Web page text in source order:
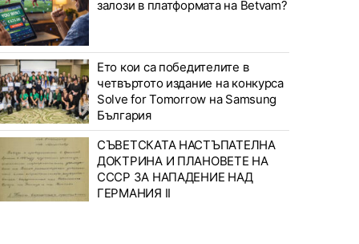
залози в платформата на Betvam?
Ето кои са победителите в
четвъртото издание на конкурса
Solve for Tomorrow на Samsung
България
СЪВЕТСКАТА НАСТЪПАТЕЛНА
ДОКТРИНА И ПЛАНОВЕТЕ НА
СССР ЗА НАПАДЕНИЕ НАД
ГЕРМАНИЯ II